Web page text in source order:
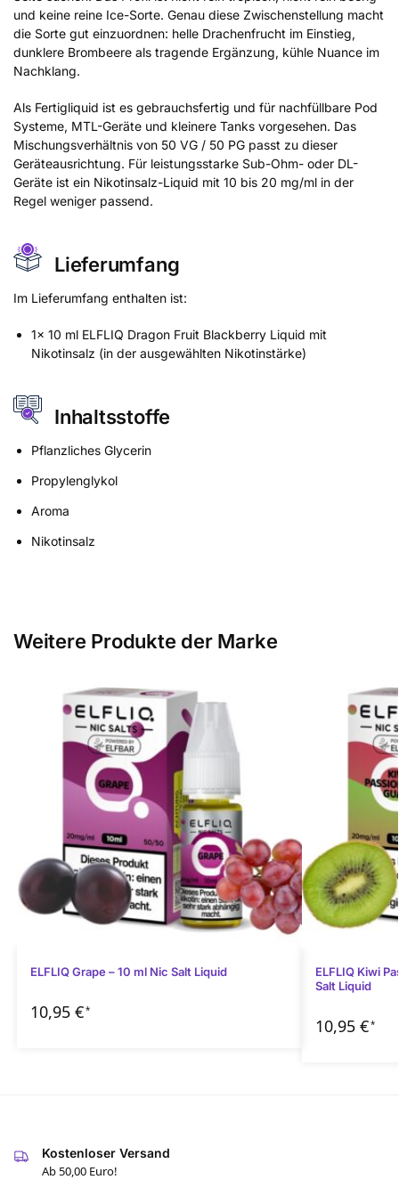
und keine reine Ice-Sorte. Genau diese Zwischenstellung macht
die Sorte gut einzuordnen: helle Drachenfrucht im Einstieg,
dunklere Brombeere als tragende Ergänzung, kühle Nuance im
Nachklang.
Als Fertigliquid ist es gebrauchsfertig und für nachfüllbare Pod
Systeme, MTL-Geräte und kleinere Tanks vorgesehen. Das
Mischungsverhältnis von 50 VG / 50 PG passt zu dieser
Geräteausrichtung. Für leistungsstarke Sub-Ohm- oder DL-
Geräte ist ein Nikotinsalz-Liquid mit 10 bis 20 mg/ml in der
Regel weniger passend.
Lieferumfang
Im Lieferumfang enthalten ist:
1x 10 ml ELFLIQ Dragon Fruit Blackberry Liquid mit
Nikotinsalz (in der ausgewählten Nikotinstärke)
Inhaltsstoffe
Pflanzliches Glycerin
Propylenglykol
Aroma
Nikotinsalz
Weitere Produkte der Marke
ELFLIQ Grape – 10 ml Nic Salt Liquid
10,95 €*
ELFLIQ Kiwi
Salt Liquid
10,95 €*
Kostenloser Versand
Ab 50,00 Euro!